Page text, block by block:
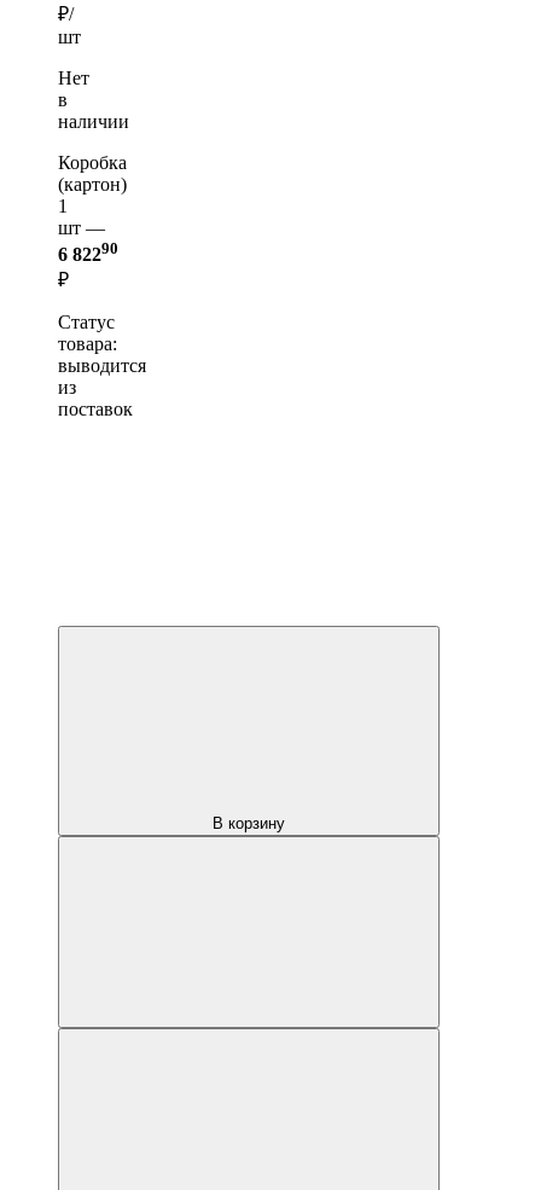
₽/
шт
Нет
в
наличии
Коробка
(картон)
1
шт —
6 82290
₽
Статус
товара:
выводится
из
поставок
В корзину